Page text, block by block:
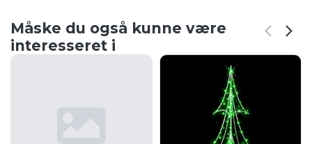
Måske du også kunne være
interesseret i